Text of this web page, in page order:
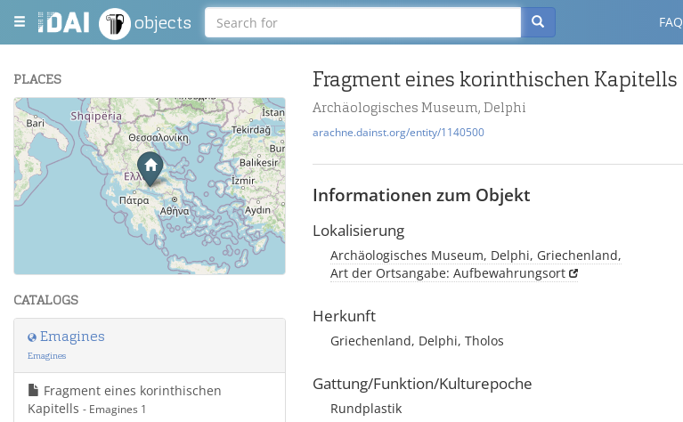
objects FAQ
PLACES
+
| Maps and Data ©OpenStreetMap
CATALOGS
Emagines
Emagines
Fragment eines korinthischen
Kapitells - Emagines 1
Fragment eines korinthischen Kapitells
Archäologisches Museum, Delphi
arachne.dainst.org/entity/1140500
Informationen zum Objekt
Lokalisierung
Archäologisches Museum, Delphi, Griechenland,
Art der Ortsangabe: Aufbewahrungsort
Herkunft
Griechenland, Delphi, Tholos
Gattung/Funktion/Kulturepoche
Rundplastik